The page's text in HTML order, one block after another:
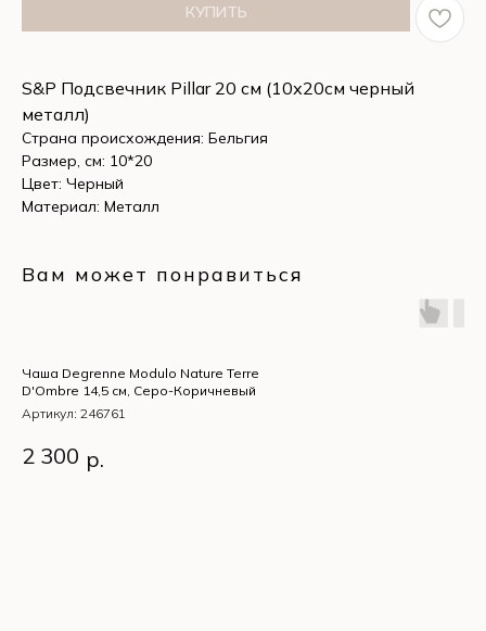
КУПИТЬ
S&P Подсвечник Pillar 20 см (10х20см черный
металл)
Страна происхождения: Бельгия
Размер, см: 10*20
Цвет: Черный
Материал: Металл
Вам может понравиться
Чаша Degrenne Modulo Nature Terre
D'Ombre 14,5 см, Серо-Коричневый
Артикул: 246761
Чаша Degrenne Modulo
Nature Terre D'Ombre 14,5
2 300 р.